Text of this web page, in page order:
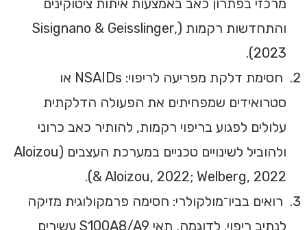
והתחדשות רקמות (Sisignano & Geisslinger,
2023).
חסימת דלקת מפריעה לריפוי: NSAIDs או
סטרואידים שמפחיתים את הפעולה הדלקתית
עלולים לפגוע בריפוי רקמות, להותיר כאב כרוני
ולהוביל לשינויים טכניים במערכת העצבים (Aloizou
& Aloizou, 2022; Welberg, 2022).
רואים בביו־מולקולרי: חסימה פרמקולוגית מזיקה
לנתיב ריפוי. לדוגמה, תאי S100A8/A9 עשירים